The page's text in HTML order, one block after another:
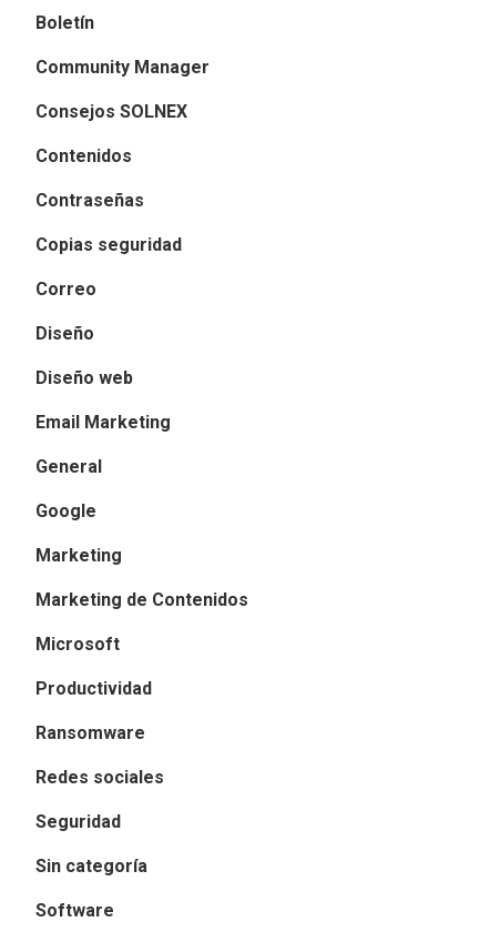
Boletín
Community Manager
Consejos SOLNEX
Contenidos
Contraseñas
Copias seguridad
Correo
Diseño
Diseño web
Email Marketing
General
Google
Marketing
Marketing de Contenidos
Microsoft
Productividad
Ransomware
Redes sociales
Seguridad
Sin categoría
Software